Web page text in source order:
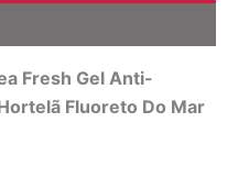
Fresh Gel Anti-
Fluoreto Do Mar